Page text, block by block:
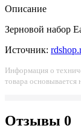
Описание
Зерновой набор
Источник:
Информация о
товара
Отзывы 0